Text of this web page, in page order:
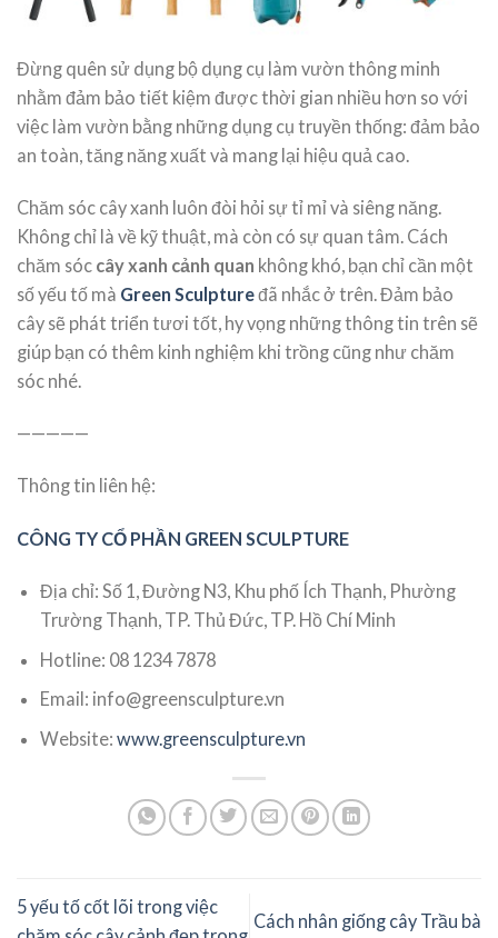
Đừng quên sử dụng bộ dụng cụ làm vườn thông minh
nhằm đảm bảo tiết kiệm được thời gian nhiều hơn so với
việc làm vườn bằng những dụng cụ truyền thống: đảm bảo
an toàn, tăng năng xuất và mang lại hiệu quả cao.
Chăm sóc cây xanh luôn đòi hỏi sự tỉ mỉ và siêng năng.
Không chỉ là về kỹ thuật, mà còn có sự quan tâm. Cách
chăm sóc cây xanh cảnh quan không khó, bạn chỉ cần một
số yếu tố mà Green Sculptuređã nhắc ở trên. Đảm bảo
cây sẽ phát triển tươi tốt, hy vọng những thông tin trên sẽ
giúp bạn có thêm kinh nghiệm khi trồng cũng như chăm
sóc nhé.
—————
Thông tin liên hệ:
CÔNG TY CỔ PHẦN GREEN SCULPTURE
Địa chỉ: Số 1, Đường N3, Khu phố Ích Thạnh, Phường
Trường Thạnh, TP. Thủ Đức, TP. Hồ Chí Minh
Hotline: 08 1234 7878
Email: info@greensculpture.vn
Website:www.greensculpture.vn
5 yếu tố cốt lõi trong việc
Cách nhân giống cây Trầu bà